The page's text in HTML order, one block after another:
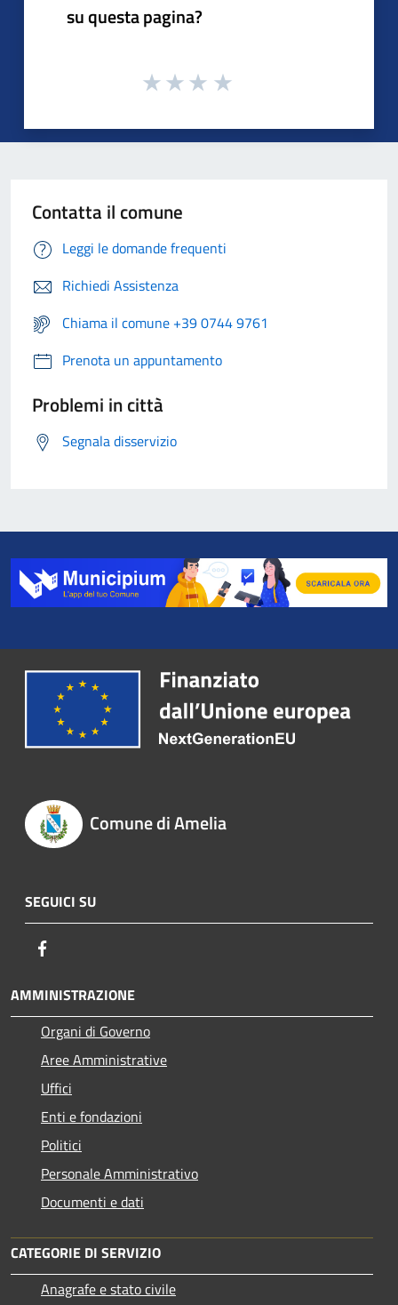
su questa pagina?
Contatta il comune
Leggi le domande frequenti
Richiedi Assistenza
Chiama il comune +39 0744 9761
Prenota un appuntamento
Problemi in città
Segnala disservizio
Comune di Amelia
SEGUICI SU
AMMINISTRAZIONE
Organi di Governo
Aree Amministrative
Uffici
Enti e fondazioni
Politici
Personale Amministrativo
Documenti e dati
CATEGORIE DI SERVIZIO
Anagrafe e stato civile